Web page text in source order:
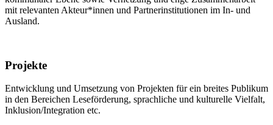
mit relevanten Akteur*innen und Partnerinstitutionen im In- und
Ausland.
Projekte
Entwicklung und Umsetzung von Projekten für ein breites Publikum
in den Bereichen Leseförderung, sprachliche und kulturelle Vielfalt,
Inklusion/Integration etc.